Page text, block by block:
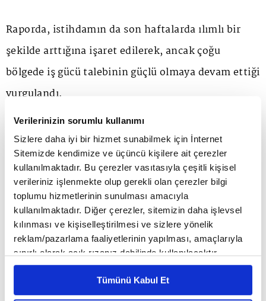
Verilerinizin sorumlu kullanımı
Sizlere daha iyi bir hizmet sunabilmek için İnternet
Sitemizde kendimize ve üçüncü kişilere ait çerezler
kullanılmaktadır. Bu çerezler vasıtasıyla çeşitli kişisel
verileriniz işlenmekte olup gerekli olan çerezler bilgi
toplumu hizmetlerinin sunulması amacıyla
kullanılmaktadır. Diğer çerezler, sitemizin daha işlevsel
kılınması ve kişiselleştirilmesi ve sizlere yönelik
reklam/pazarlama faaliyetlerinin yapılması, amaçlarıyla
sınırlı olarak açık rızanız dahilinde kullanılacaktır.
Çerezlere ilişkin tercihlerinizi çerez paneli vasıtasıyla
belirleyebilirsiniz. Çerezlere ilişkin detaylı bilgi için
Ayarlar butonuna tıklayabilir,Çerez Bilgilendirme
Tümünü Kabul Et
Raporda, istihdamın da son haftalarda ılımlı bir
şekilde arttığına işaret edilerek, ancak çoğu
bölgede iş gücü talebinin güçlü olmaya devam ettiği
vurgulandı.
Çoğu bölgede güçlü fiyat artışlarının bildirildiği
belirtilen raporda, ancak bazı bölgelerde fiyat
artışlarında son aylarda hissedilen güçlü temponun
hızını biraz kaybettiğine dikkat çekildi.
SIGORTA
Emeklilere Türkiye Sigorta’dan Özel
Avantajlar